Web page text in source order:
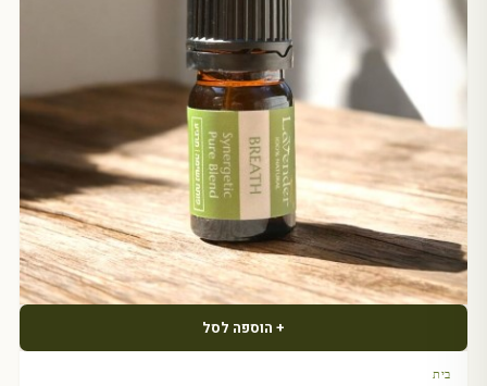
+ הוספה לסל
בית